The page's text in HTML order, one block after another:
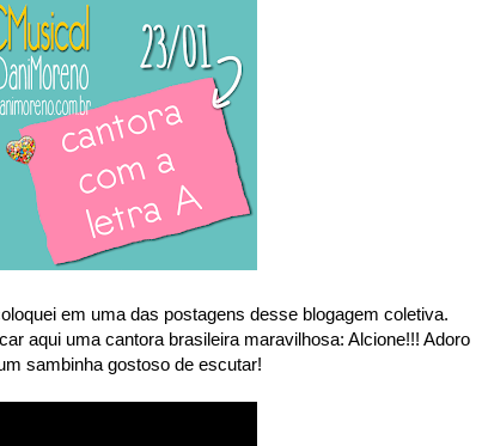
em uma das postagens desse blogagem coletiva.
aqui uma cantora brasileira maravilhosa: Alcione!!! Adoro
sambinha gostoso de escutar!